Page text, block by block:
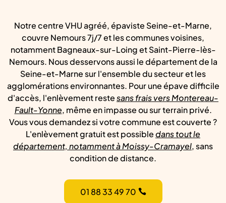
Notre centre VHU agréé, épaviste Seine-et-Marne,
couvre Nemours 7j/7 et les communes voisines,
notamment Bagneaux-sur-Loing et Saint-Pierre-lès-
Nemours. Nous desservons aussi le département de la
Seine-et-Marne sur l'ensemble du secteur et les
agglomérations environnantes. Pour une épave difficile
d'accès, l'enlèvement restesans frais vers Montereau-
Fault-Yonne, même en impasse ou sur terrain privé.
Vous vous demandez si votre commune est couverte ?
L'enlèvement gratuit est possibledans tout le
département, notamment à Moissy-Cramayel, sans
condition de distance.
01 88 33 49 70